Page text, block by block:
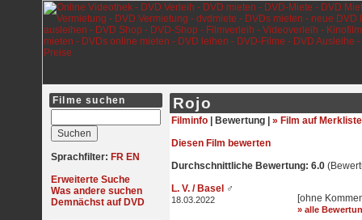
Filme suchen
Sprachfilter: FR EN
Erweiterte Suche
Was andere suchen
Demnächst auf DVD
Rojo
Filminfo Bewertung | » Film auf Merkliste
Diesen Film bewerten
Durchschnittliche Bewertung: 6.0
L. V. / Basel ♂
18.03.2022 [ohne
» alle